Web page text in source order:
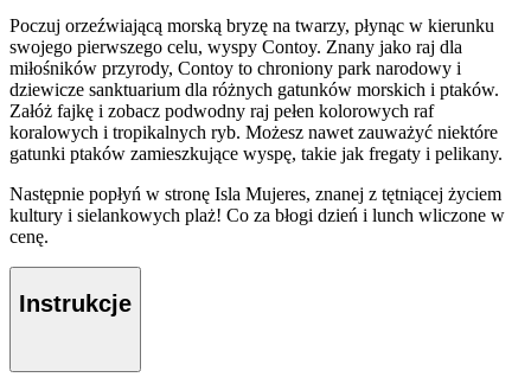
Poczuj orzeźwiającą morską bryzę na twarzy, płynąc w kierunku
swojego pierwszego celu, wyspy Contoy. Znany jako raj dla
miłośników przyrody, Contoy to chroniony park narodowy i
dziewicze sanktuarium dla różnych gatunków morskich i ptaków.
Załóż fajkę i zobacz podwodny raj pełen kolorowych raf
koralowych i tropikalnych ryb. Możesz nawet zauważyć niektóre
gatunki ptaków zamieszkujące wyspę, takie jak fregaty i pelikany.
Następnie popłyń w stronę Isla Mujeres, znanej z tętniącej życiem
kultury i sielankowych plaż! Co za błogi dzień i lunch wliczone w
cenę.
Instrukcje